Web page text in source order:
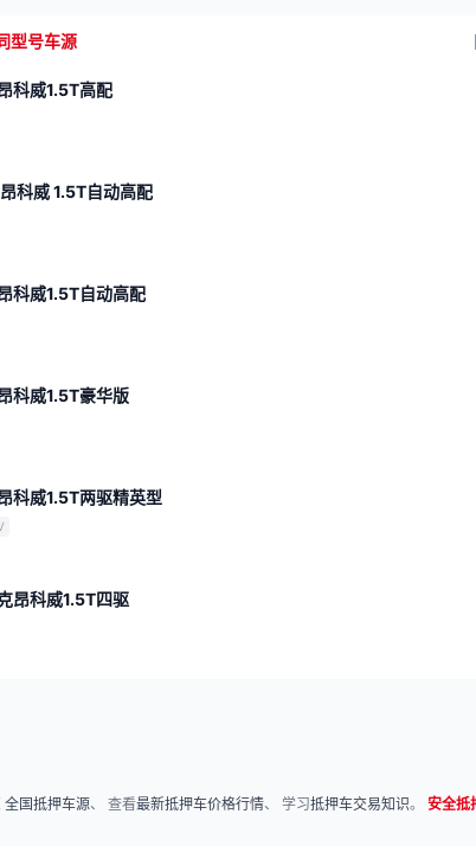
型号车源
科威1.5T高配
科威 1.5T自动高配
科威1.5T自动高配
科威1.5T豪华版
科威1.5T两驱精英型
昂科威1.5T四驱
全国抵押车源、 查看最新抵押车价格行情、 学习抵押车交易知识。 安全抵